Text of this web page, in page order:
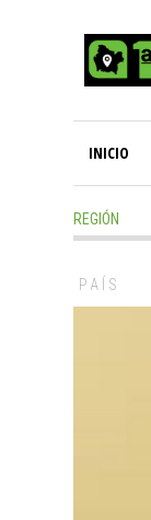
INICIO
REGIÓN
18 hours ago
PAÍS